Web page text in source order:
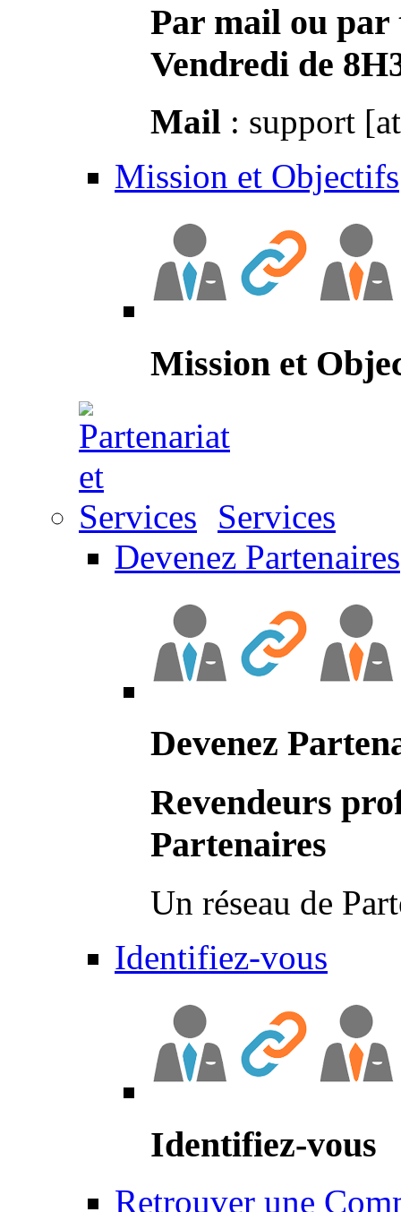
Par mail ou par
Vendredi de
Mail : support
Mission et Objectifs
Mission et
Services
Devenez Partenaires
Devenez
Revendeurs
Partenaires
Un réseau de
Identifiez-vous
Identifiez-vous
Retrouver une